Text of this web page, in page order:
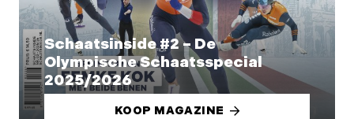
Schaatsinside #2 – De
Olympische Schaatsspecial
2025/2026
KOOP MAGAZINE